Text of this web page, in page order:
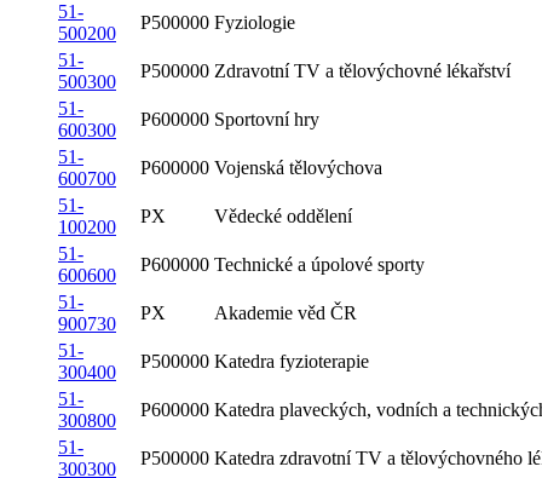
51-
500200
P500000 Fyziologie
51-
500300
P500000 Zdravotní TV a tělovýchovné lékařství
51-
600300
P600000 Sportovní hry
51-
600700
P600000 Vojenská tělovýchova
51-
100200
PX
Vědecké oddělení
51-
600600
P600000 Technické a úpolové sporty
51-
900730
PX
Akademie věd ČR
51-
300400
P500000 Katedra fyzioterapie
51-
300800
P600000 Katedra plaveckých, vodních a
51-
300300
P500000 Katedra zdravotní TV a tělovýchovného